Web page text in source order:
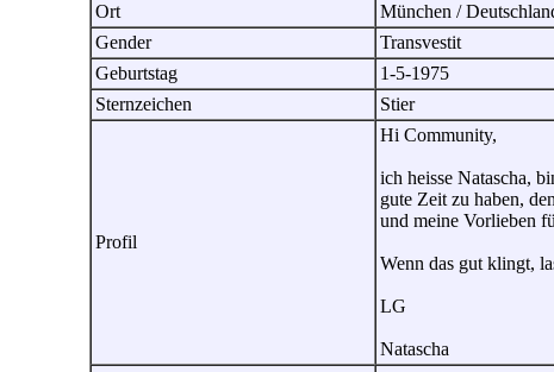
Ort
München /
Gender
Transvestit
Geburtstag
1-5-1975
Sternzeichen
Stier
Profil
Hi Community,
ich heisse Natascha,
gute Zeit zu haben,
und meine Vorlieben
Wenn das gut klingt,
LG
Natascha